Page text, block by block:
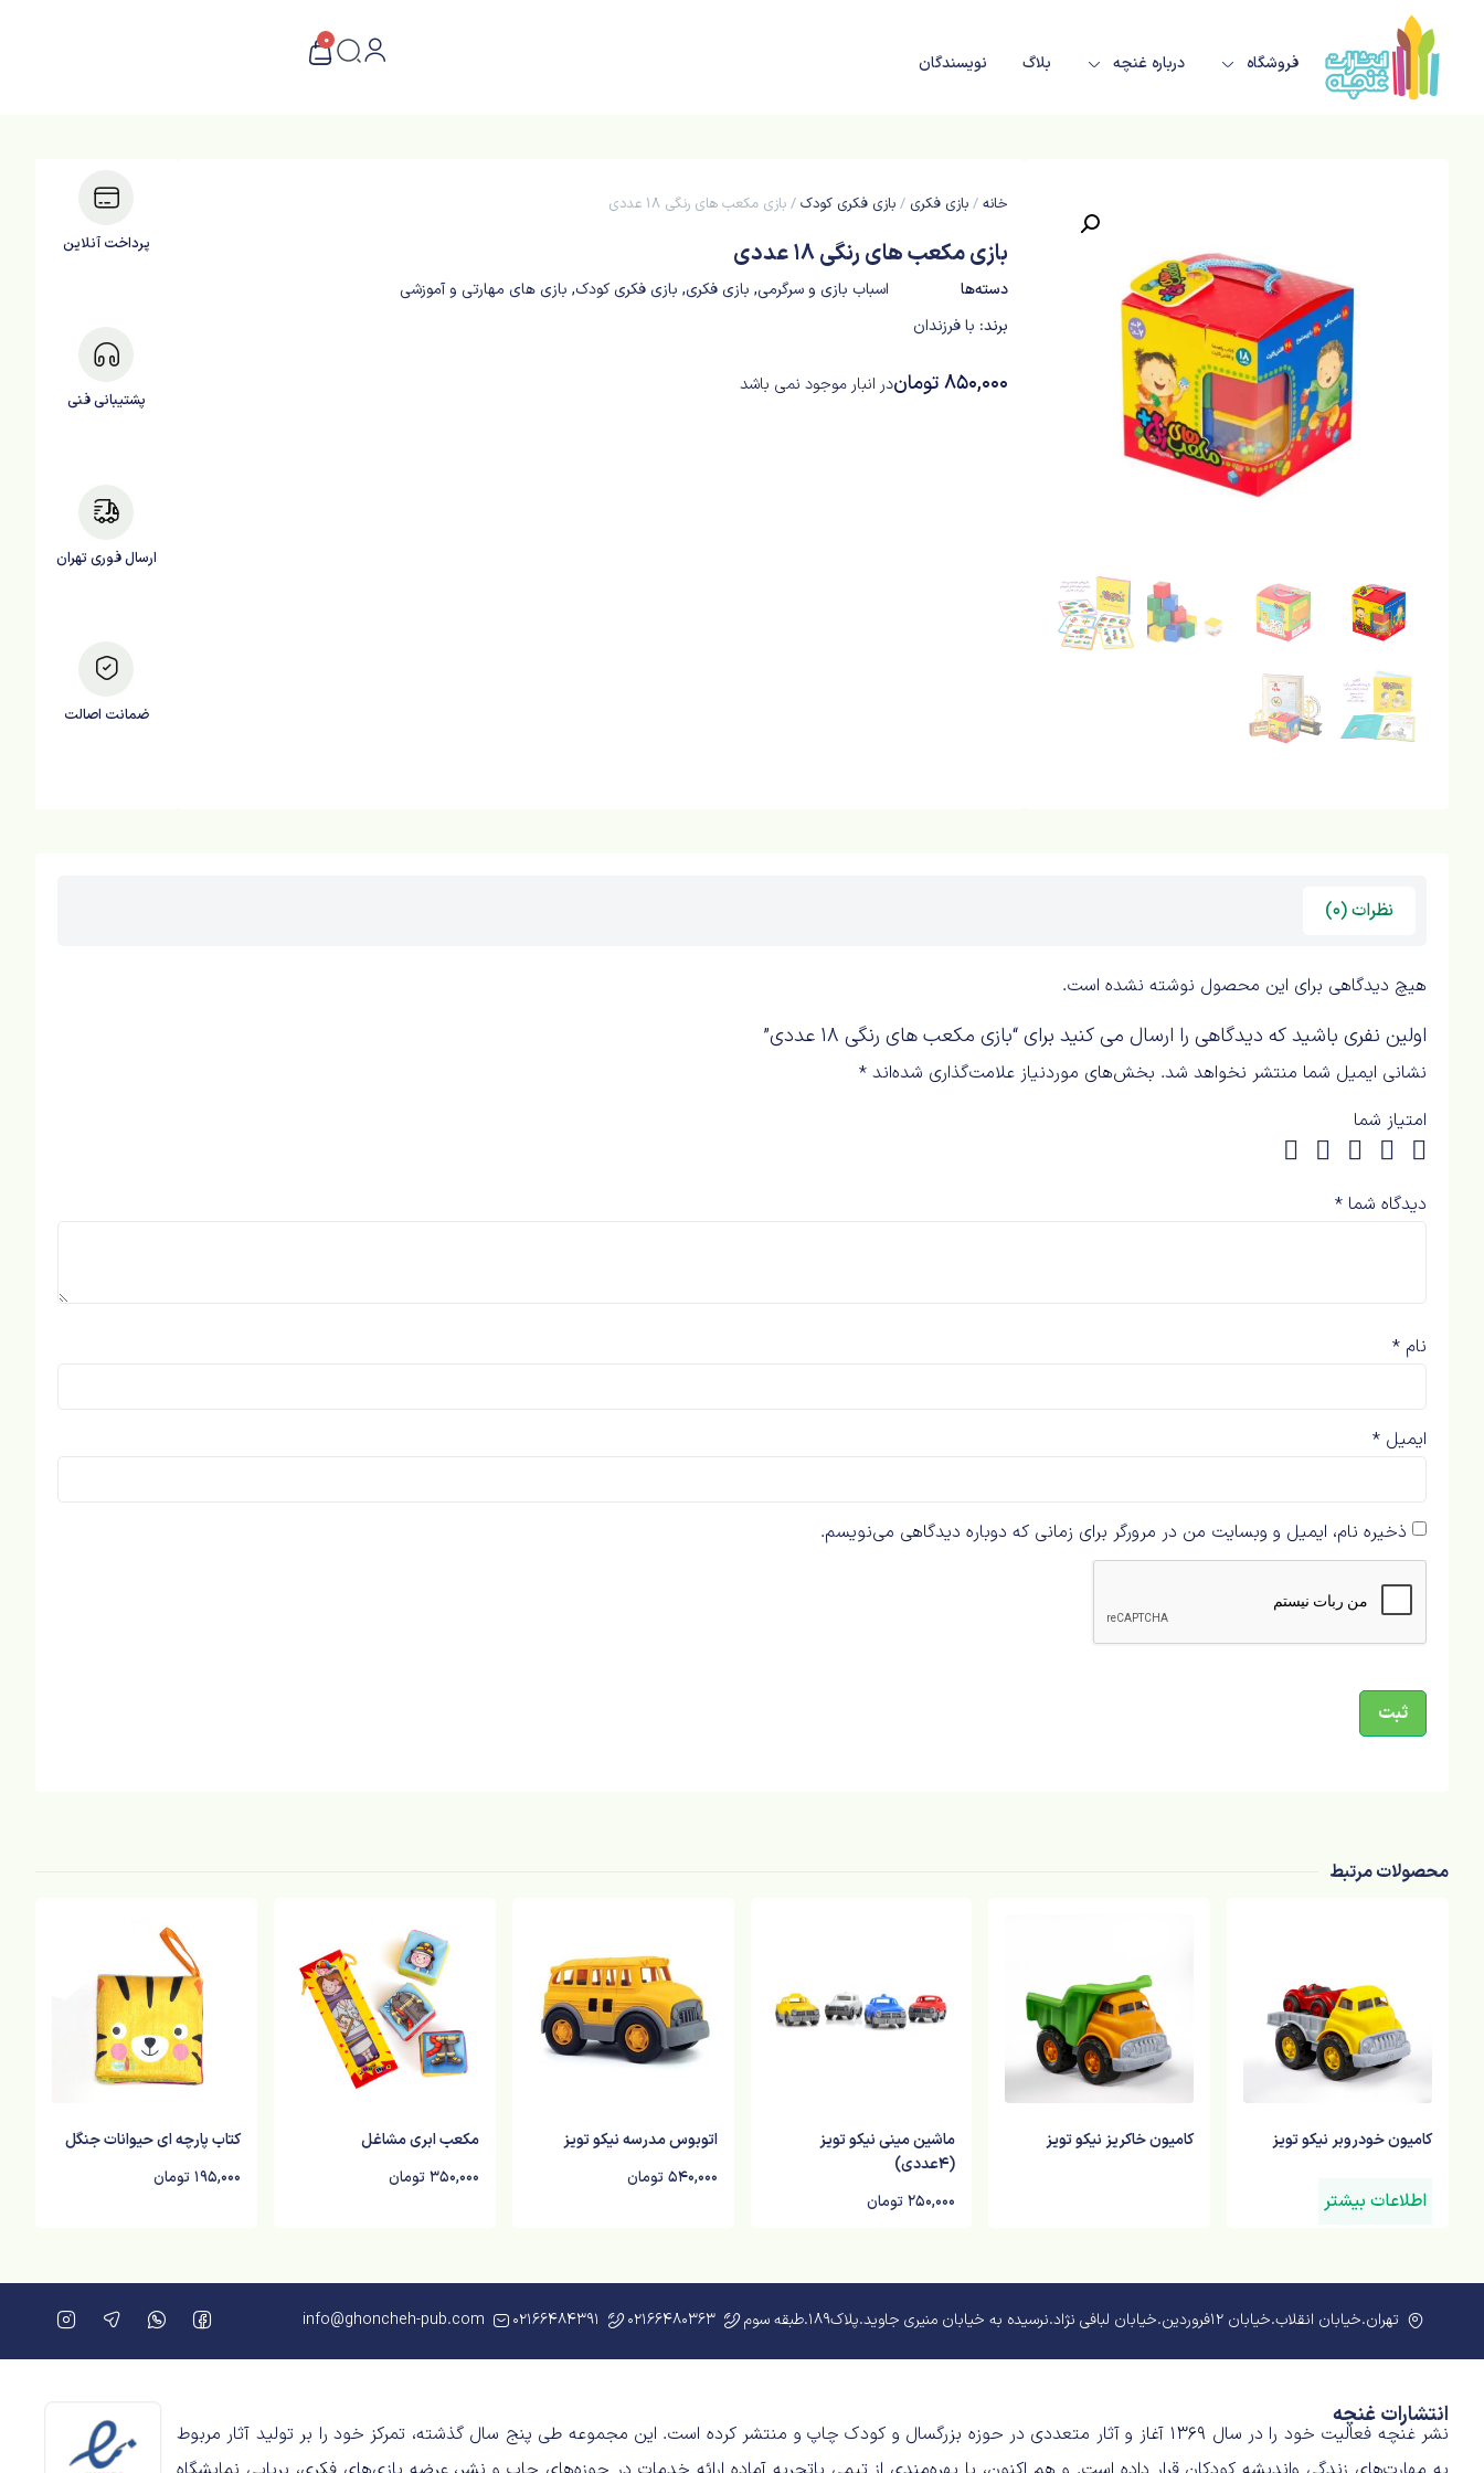
فروشگاه درباره غنچه بلاگ نویسندگان
0
خانه / بازی فکری / بازی فکری کودک / بازی مکعب های رنگی 18 عددی
بازی مکعب های رنگی 18 عددی
دسته‌ها اسباب بازی و سرگرمی, بازی فکری, بازی فکری کودک, بازی های مهارتی و آموزشی
برند: با فرزندان
850,000توماندر انبار موجود نمی باشد
پرداخت آنلاین
پشتیبانی فنی
ارسال فوری تهران
ضمانت اصالت
نظرات (0)
هیچ دیدگاهی برای این محصول نوشته نشده است.
اولین نفری باشید که دیدگاهی را ارسال می کنید برای “بازی مکعب های رنگی 18 عددی”
نشانی ایمیل شما منتشر نخواهد شد. بخش‌های موردنیاز علامت‌گذاری شده‌اند *
امتیاز شما
دیدگاه شما *
نام *
ایمیل *
ذخیره نام، ایمیل و وبسایت من در مرورگر برای زمانی که دوباره دیدگاهی می‌نویسم.
محصولات مرتبط
کامیون خودروبر نیکو تویز
اطلاعات بیشتر
کامیون خاکریز نیکو تویز
ماشین مینی نیکو تویز
(4عددی)
250,000 تومان
اتوبوس مدرسه نیکو تویز
540,000 تومان
مکعب ابری مشاغل
350,000 تومان
کتاب پارچه ای حیوانات جنگل
195,000تومان
تهران.خیابان انقلاب.خیابان 12فروردین.خیابان لبافی نژاد.نرسیده به خیابان منیری جاوید.پلاک189.طبقه سوم 02166480363
02166484391
info@ghoncheh-pub.com
انتشارات غنچه
نشر غنچه فعالیت خود را در سال ۱۳69 آغاز و‌ آثار متعددی در حوزه‌ بزرگسال و کودک چاپ و منتشر کرده است. این مجموعه طی پنج سال گذشته، تمرکز خود را بر تولید آثار مربوط